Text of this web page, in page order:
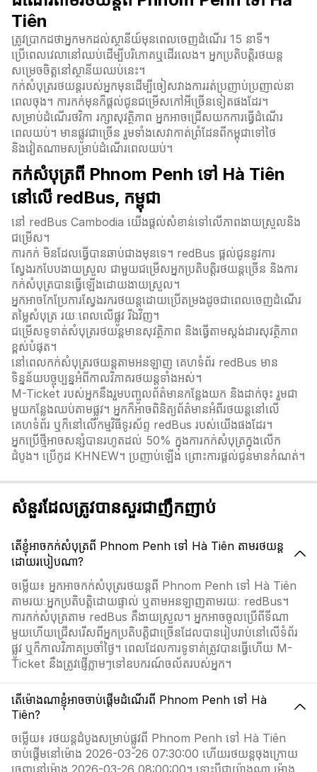
Tiên
ត្រូវប្រាកដថាអ្នកមកដល់ស្ថានីយ៍មុនពេលចេញដំណើរ 15 នាទី។
ប្រើពេលវេលានៅឈប់ដើម្បីបរិភោគឬដើរលេង។ អ្នកប្រតិបត្តិរថយន្ត
សម្រេចចិត្តនៅស្ថានីយឈប់នេះ។
កក់សំបុត្ររថយន្តរបស់អ្នកមុនដើម្បីចៀសវាងការរត់ប្រញាប់ប្រញាល់នា
ពេលចុង។ ការកក់មុនក៏ផ្តល់ជូនជម្រើសកៅអីច្រើនទៀតផងដែរ។
សម្រាប់ដំណើរថវិកា រក្សាសុវត្ថិភាព អ្នកអាចជ្រើសយកការធ្វើដំណើរ
ពេលយប់។ មានផ្លូវជាច្រើន រួមទាំងសេវាកាត់ព្រំដែនពីកម្ពុជាទៅថៃ
និងវៀតណាមសម្រាប់ដំណើរពេលយប់។
កក់សំបុត្រពី Phnom Penh ទៅ Hà Tiên
នៅលើ redBus, កម្ពុជា
នៅ redBus Cambodia យើងផ្តល់សំខាន់ទៅលើភាពងាយស្រួលនិង
ជម្រើស។
ការកក់ មិនដែលធ្វើបានឆាប់ជាងមុនទេ។ redBus ផ្តល់ជូននូវការ
ស្វែងរកបែបងាយស្រួល ជាមួយជម្រើសអ្នកប្រតិបត្តិរថយន្តច្រើន និងការ
កក់សំបុត្របានធ្វើឡើងដោយងាយស្រួល។
អ្នកអាចកែប្រែការស្វែងរករថយន្តដោយប្រើតម្រងដូចជាពេលចេញដំណើរ
តម្លៃសំបុត្រ រយៈពេលលើផ្លូវ រីឯវិញ។
ជម្រើសទូទាត់សំបុត្ររថយន្តមានសុវត្ថិភាព និងធ្វើតាមស្តង់ដារសុវត្ថិភាព
ខ្ពស់បំផុត។
នៅពេលកក់សំបុត្ររថយន្តតាមអនឡាញ គេហទំព័រ redBus មាន
ទិន្នន័យបច្ចុប្បន្នអំពីកាលវិភាគរថយន្តទាំងអស់។
M-Ticket របស់អ្នកនឹងរួមបញ្ចូលព័ត៌មានកន្លែងយក និងដាក់ចុះ រួមជា
មួយកន្លែងឈប់តាមផ្លូវ។ អ្នកក៏អាចពិនិត្យព័ត៌មានអំពីរថយន្តនៅលើ
គេហទំព័រ ឬក៏នៅលើកម្មវិធីទូរស័ព្ទ redBus របស់យើងផងដែរ។
អ្នកប្រើថ្មីអាចសន្សំបានរហូតដល់ 50% ក្នុងការកក់សំបុត្រក្នុងលើក
ដំបូង។ ប្រើកូដ KHNEW។ ប្រញាប់ឡើង ព្រោះការផ្តល់ជូនមានកំណត់។
សំនួរដែលត្រូវបានសួរជាញឹកញាប់
តើខ្ញុំអាចកក់សំបុត្រពី Phnom Penh ទៅ Hà Tiên តាមរថយន្ត
ដោយរបៀបណា?
ចម្លើយ៖ អ្នកអាចកក់សំបុត្ររថយន្តពី Phnom Penh ទៅ Hà Tiên
តាមរយៈអ្នកប្រតិបត្តិដោយផ្ទាល់ ឬតាមអនឡាញតាមរយៈ redBus។
ការកក់សំបុត្រតាម redBus គឺងាយស្រួល។ អ្នកអាចចូលប្រើពីទីណា
មួយហើយជ្រើសរើសពីអ្នកប្រតិបត្តិជាច្រើនដែលបានរៀបរាប់នៅលើទំព័រ
ផ្លូវ ឬក៏កាលវិភាគប្រចាំថ្ងៃ។ ពេលដែលការទូទាត់ត្រូវបានធ្វើហើយ M-
Ticket នឹងត្រូវផ្ញើភ្លាមៗទៅឧបករណ៍ចល័តរបស់អ្នក។
តើម៉ោងណាខ្ញុំអាចចាប់ផ្ដើមដំណើរពី Phnom Penh ទៅ Hà
Tiên?
ចម្លើយ៖ រថយន្តដំបូងសម្រាប់ផ្លូវពី Phnom Penh ទៅ Hà Tiên
ចាប់ផ្ដើមនៅម៉ោង 2026-03-26 07:30:00 ហើយរថយន្តចុងក្រោយ
ចេញនៅម៉ោង 2026-03-26 08:00:00។ ទោះបីជាយ៉ាងណា ម៉ោង